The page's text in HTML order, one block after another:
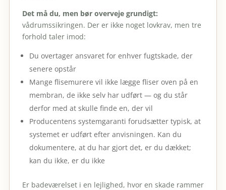
Det må du, men bør overveje grundigt:
vådrumssikringen. Der er ikke noget lovkrav, men tre
forhold taler imod:
Du overtager ansvaret for enhver fugtskade, der
senere opstår
Mange flisemurere vil ikke lægge fliser oven på en
membran, de ikke selv har udført — og du står
derfor med at skulle finde en, der vil
Producentens systemgaranti forudsætter typisk, at
systemet er udført efter anvisningen. Kan du
dokumentere, at du har gjort det, er du dækket;
kan du ikke, er du ikke
Er badeværelset i en lejlighed, hvor en skade rammer